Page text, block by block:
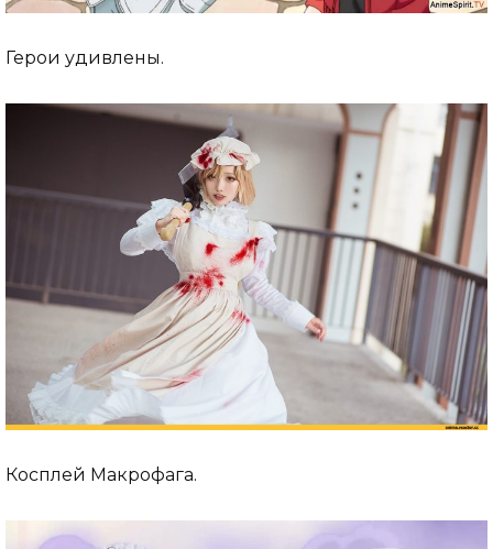
Герои удивлены.
Косплей Макрофага.